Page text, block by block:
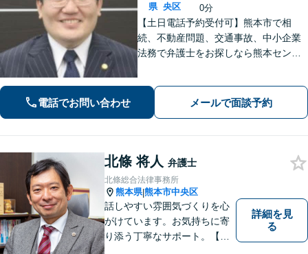
県 央区
0分
【土日電話予約受付可】熊本市で相
続、不動産問題、交通事故、中小企業
法務で弁護士をお探しなら熊本セント
受付可】【休日・夜間相談可】
電話でお問い合わせ メールで面談予約
北條 将人 弁護士
北條総合法律事務所
熊本県|熊本市中央区
話しやすい雰囲気づくりを心
がけています。お気持ちに寄
り添う丁寧なサポート。【借
詳細を見
る